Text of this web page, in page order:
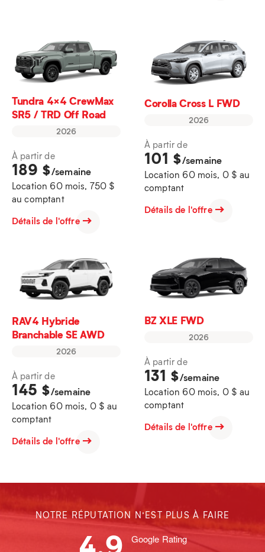
Tundra 4×4 CrewMax
SR5 / TRD Off Road
2026
À partir de
189 $/semaine
Location 60 mois, 750 $
au comptant
Détails de l'offre
Corolla Cross L FWD
2026
À partir de
101 $/semaine
Location 60 mois, 0 $ au
comptant
Détails de l'offre
RAV4 Hybride
Branchable SE AWD
2026
À partir de
145 $/semaine
Location 60 mois, 0 $ au
comptant
Détails de l'offre
BZ XLE FWD
2026
À partir de
131 $/semaine
Location 60 mois, 0 $ au
comptant
Détails de l'offre
NOTRE RÉPUTATION N’EST PLUS À FAIRE
Google Rating
4.9